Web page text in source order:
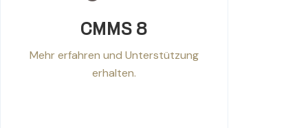
CMMS 8
Mehr erfahren und Unterstützung
erhalten.